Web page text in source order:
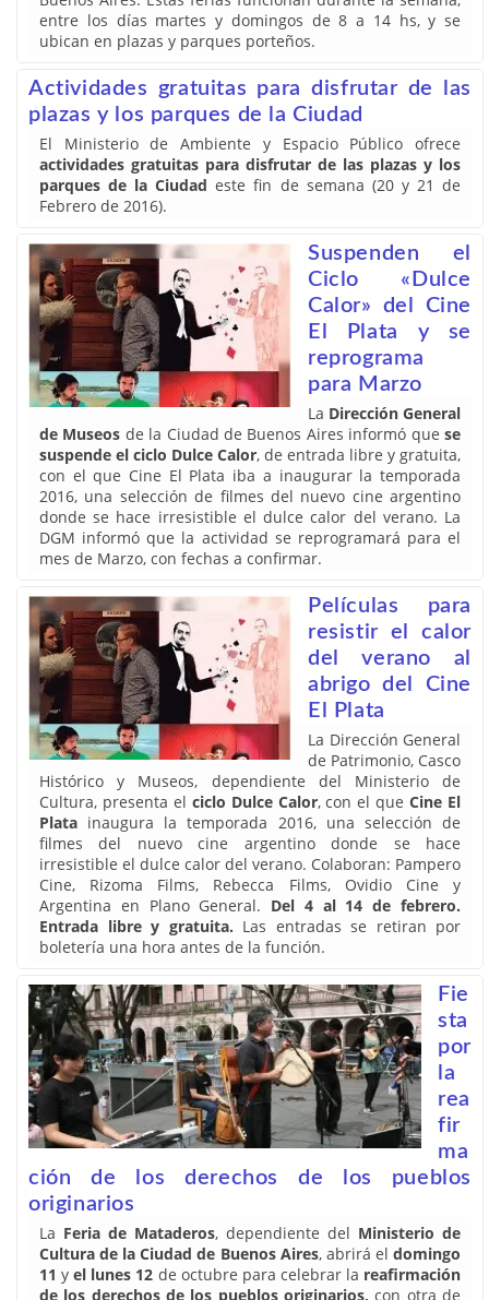
entre los días martes y domingos de 8 a 14 hs, y se
ubican en plazas y parques porteños.
Actividades gratuitas para disfrutar de las
plazas y los parques de la Ciudad
El Ministerio de Ambiente y Espacio Público ofrece
actividades gratuitas para disfrutar de las plazas y los
parques de la Ciudad este fin de semana (20 y 21 de
Febrero de 2016).
Suspenden el
Ciclo «Dulce
Calor» del Cine
El Plata y se
reprograma
para Marzo
La Dirección General
de Museos de la Ciudad de Buenos Aires informó quese
suspende el ciclo Dulce Calor, de entrada libre y gratuita,
con el que Cine El Plata iba a inaugurar la temporada
2016, una selección de filmes del nuevo cine argentino
donde se hace irresistible el dulce calor del verano. La
DGM informó que la actividad se reprogramará para el
mes de Marzo, con fechas a confirmar.
Películas para
resistir el calor
del verano al
abrigo del Cine
El Plata
La Dirección General
de Patrimonio, Casco
Histórico y Museos, dependiente del Ministerio de
Cultura, presenta el ciclo Dulce Calor, con el queCine El
Plata inaugura la temporada 2016, una selección de
filmes del nuevo cine argentino donde se hace
irresistible el dulce calor del verano. Colaboran: Pampero
Cine, Rizoma Films, Rebecca Films, Ovidio Cine y
Argentina en Plano General. Del 4 al 14 de febrero.
Entrada libre y gratuita. Las entradas se retiran por
boletería una hora antes de la función.
Fie
sta
por
la
rea
fir
ma
ción de los derechos de los pueblos
originarios
La Feria de Mataderos, dependiente del Ministerio de
Cultura de la Ciudad de Buenos Aires, abrirá eldomingo
11y el lunes 12 de octubre para celebrar la reafirmación
de los derechos de los pueblos originarios, con otra de